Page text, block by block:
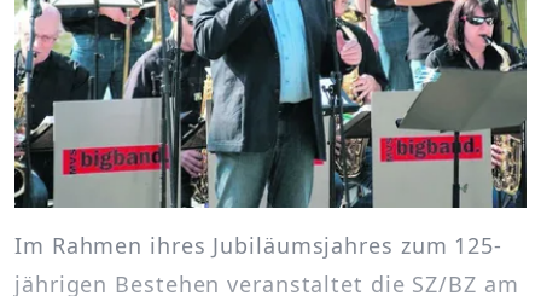
Im Rahmen ihres Jubiläumsjahres zum 125-
jährigen Bestehen veranstaltet die SZ/BZ am